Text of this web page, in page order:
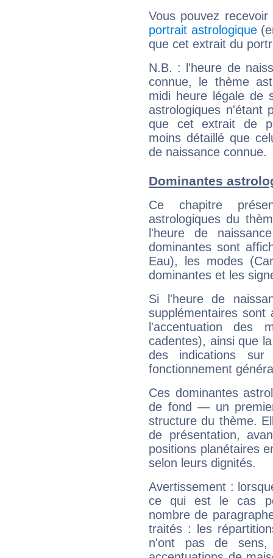
Vous pouvez
portrait astrologique
que cet extrait du
N.B. : l'heure de
connue, le thème
midi heure légale de
astrologiques n'étant
que cet extrait de
moins détaillé que
de naissance connue.
Dominantes
Ce chapitre
astrologiques du
l'heure de
dominantes sont
Eau), les modes
dominantes et les
Si l'heure de
supplémentaires sont
l'accentuation des
cadentes), ainsi que
des indications sur
fonctionnement
Ces dominantes
de fond — un
structure du thème.
de présentation,
positions planétaires
selon leurs dignités.
Avertissement :
ce qui est le cas
nombre de
traités : les
n'ont pas de sens,